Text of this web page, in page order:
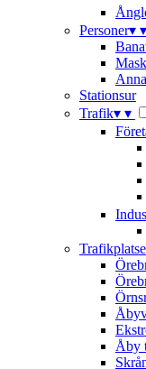
Personer▾ ▾
Stationsur
Trafik▾ ▾
Åby